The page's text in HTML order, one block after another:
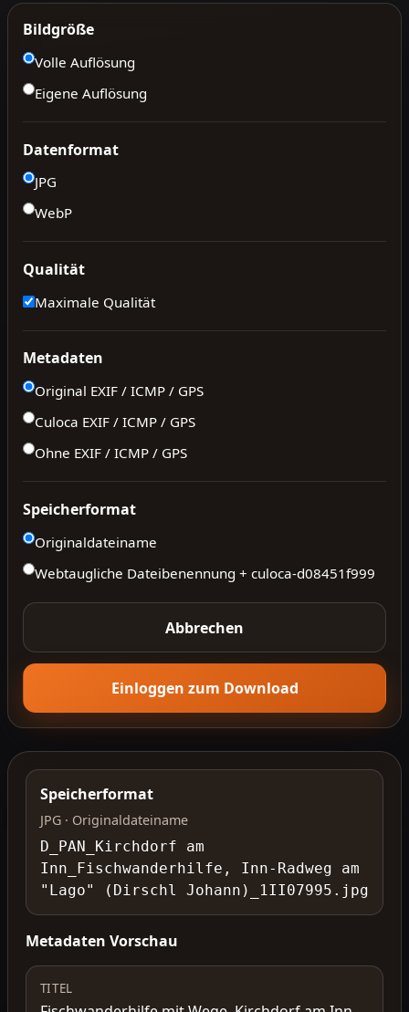
Bildgröße
Volle Auflösung
Eigene Auflösung
Datenformat
JPG
WebP
Qualität
Maximale Qualität
Metadaten
Original EXIF / ICMP / GPS
Culoca EXIF / ICMP / GPS
Ohne EXIF / ICMP / GPS
Speicherformat
Originaldateiname
Webtaugliche Dateibenennung + culoca-d08451f999
Abbrechen
Einloggen zum Download
Speicherformat
JPG · Originaldateiname
D_PAN_Kirchdorf am
Inn_Fischwanderhilfe, Inn-Radweg am
"Lago" (Dirschl Johann)_1II07995.jpg
Metadaten Vorschau
TITEL